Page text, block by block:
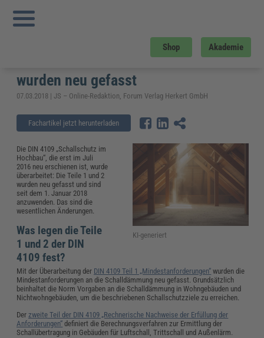
Shop Akademie
Sie sind hier:
Schallschutz in Wohngebäuden nach neuer DIN 4109 – Teil 1 und Teil 2 wurden
neu gefasst
Schallschutz in Wohngebäuden nach
neuer DIN 4109 – Teil 1 und Teil 2
wurden neu gefasst
07.03.2018 | JS – Online-Redaktion, Forum Verlag Herkert GmbH
Fachartikel jetzt herunterladen
KI-generiert
Die DIN 4109 „Schallschutz im
Hochbau“, die erst im Juli
2016 neu erschienen ist, wurde
überarbeitet: Die Teile 1 und 2
wurden neu gefasst und sind
seit dem 1. Januar 2018
anzuwenden. Das sind die
wesentlichen Änderungen.
Was legen die Teile
1 und 2 der DIN
4109 fest?
Mit der Überarbeitung der DIN 4109 Teil 1 „Mindestanforderungen“ wurden die
Mindestanforderungen an die Schalldämmung neu gefasst. Grundsätzlich
beinhaltet die Norm Vorgaben an die Schalldämmung in Wohngebäuden und
Nichtwohngebäuden, um die beschriebenen Schallschutzziele zu erreichen.
Derzweite Teil der DIN 4109 „Rechnerische Nachweise der Erfüllung der
Anforderungen“ definiert die Berechnungsverfahren zur Ermittlung der
Schallübertragung in Gebäuden für Luftschall, Trittschall und Außenlärm.